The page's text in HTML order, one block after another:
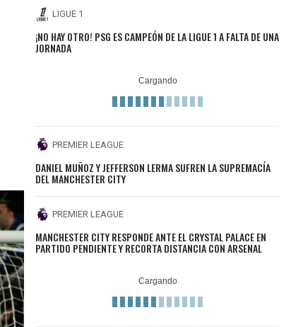
LIGUE 1
¡NO HAY OTRO! PSG ES CAMPEÓN DE LA LIGUE 1 A FALTA DE UNA
JORNADA
PREMIER LEAGUE
DANIEL MUÑOZ Y JEFFERSON LERMA SUFREN LA SUPREMACÍA
DEL MANCHESTER CITY
PREMIER LEAGUE
MANCHESTER CITY RESPONDE ANTE EL CRYSTAL PALACE EN
PARTIDO PENDIENTE Y RECORTA DISTANCIA CON ARSENAL